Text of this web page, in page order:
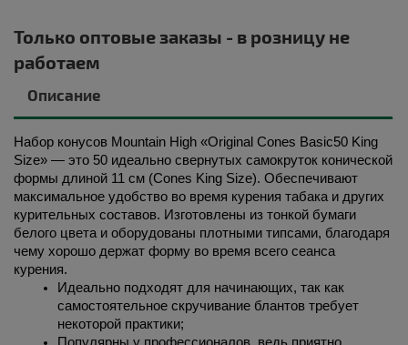
Только оптовые заказы - в розницу не
работаем
Описание
Набор конусов Mountain High «Original Cones Basic50 King
Size» — это 50 идеально свернутых самокруток конической
формы длиной 11 см (Cones King Size). Обеспечивают
максимальное удобство во время курения табака и других
курительных составов. Изготовлены из тонкой бумаги
белого цвета и оборудованы плотными типсами, благодаря
чему хорошо держат форму во время всего сеанса
курения.
Идеально подходят для начинающих, так как
самостоятельное скручивание блантов требует
некоторой практики;